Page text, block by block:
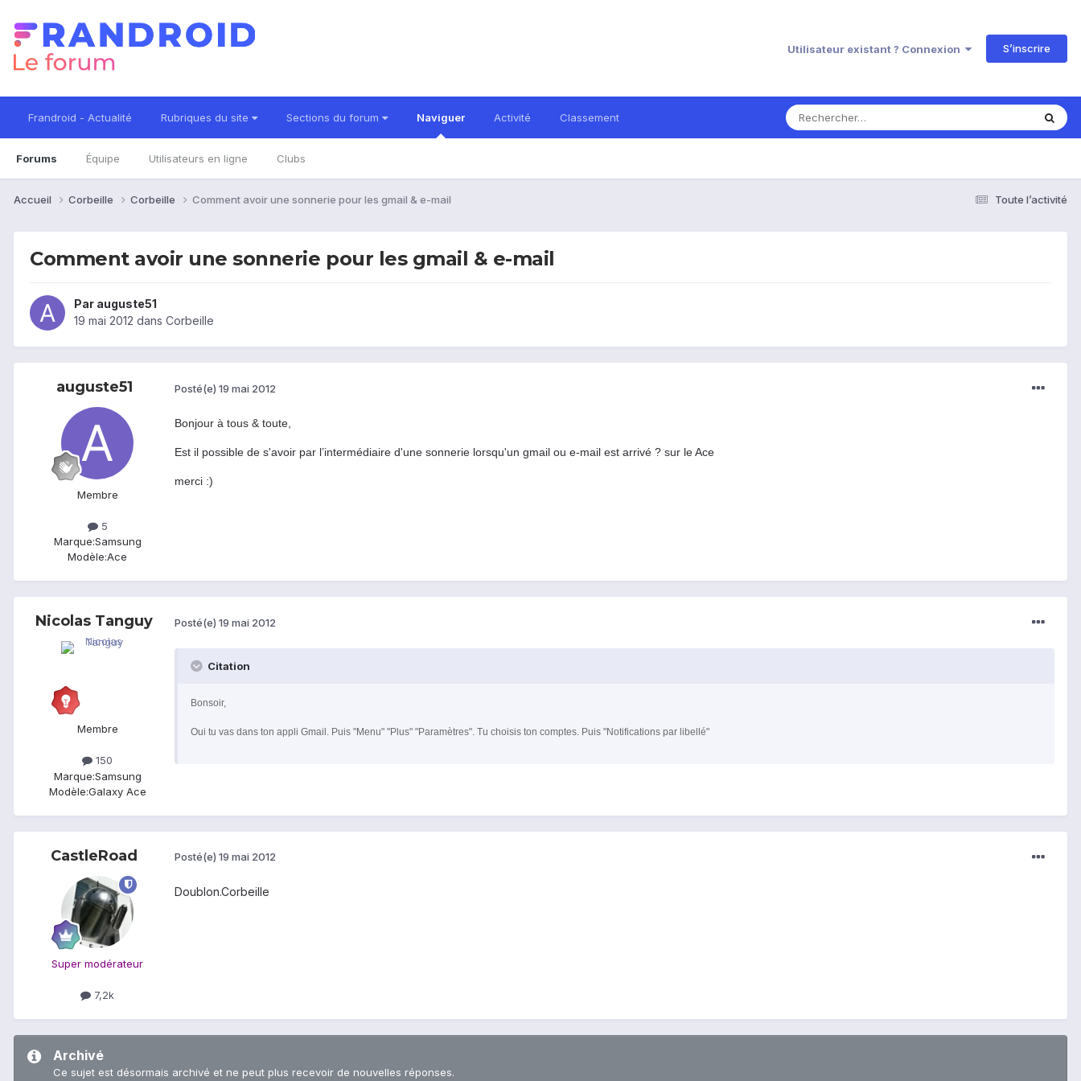
Utilisateur existant ? Connexion S’inscrire
Frandroid - Actualité Rubriques du site Sections du forum Naviguer
Forums Équipe Utilisateurs en ligne Clubs
Activité Classement
Toute l’activité
Accueil Corbeille Corbeille Comment avoir une sonnerie pour les gmail & e-mail
Comment avoir une sonnerie pour les gmail & e-mail
Par auguste51
19 mai 2012 dans Corbeille
auguste51
Membre
5
Marque:Samsung
Modèle:Ace
Posté(e) 19 mai 2012
Bonjour à tous & toute,
Est il possible de s'avoir par l’intermédiaire d'une sonnerie lorsqu'un gmail ou e-mail est arrivé ? sur le Ace
merci :)
Nicolas Tanguy
Membre
150
Marque:Samsung
Modèle:Galaxy Ace
Posté(e) 19 mai 2012
Citation
Bonsoir,
Oui tu vas dans ton appli Gmail. Puis "Menu" "Plus" "Paramètres". Tu choisis ton comptes. Puis "Notifications par libellé"
CastleRoad
Super modérateur
7,2k
Posté(e) 19 mai 2012
Doublon.Corbeille
Archivé
Ce sujet est désormais archivé et ne peut plus recevoir de nouvelles réponses.